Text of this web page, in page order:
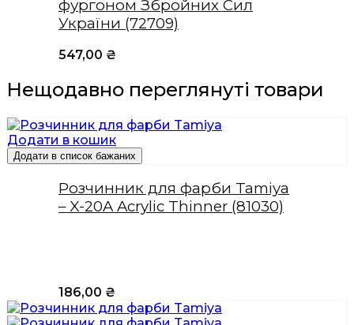
фургоном Збройних Сил
України (72709)
547,00 ₴
Нещодавно переглянуті товари
Додати в кошик
Додати в список бажаних
Розчинник для фарби Tamiya
– X-20A Acrylic Thinner (81030)
186,00 ₴